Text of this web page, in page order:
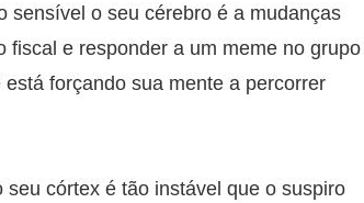
sensível o seu cérebro é a mudanças
fiscal e responder a um meme no grupo
forçando sua mente a percorrer
córtex é tão instável que o suspiro